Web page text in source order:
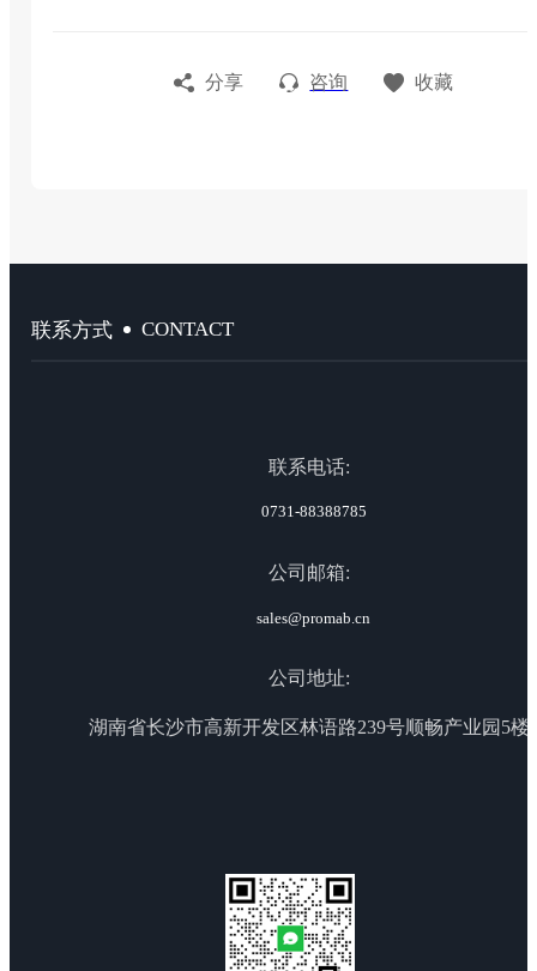
分享 咨询 收藏
联系方式 CONTACT
联系电话:
0731-88388785
公司邮箱:
sales@promab.cn
公司地址:
湖南省长沙市高新开发区林语路239号顺畅产业园5楼